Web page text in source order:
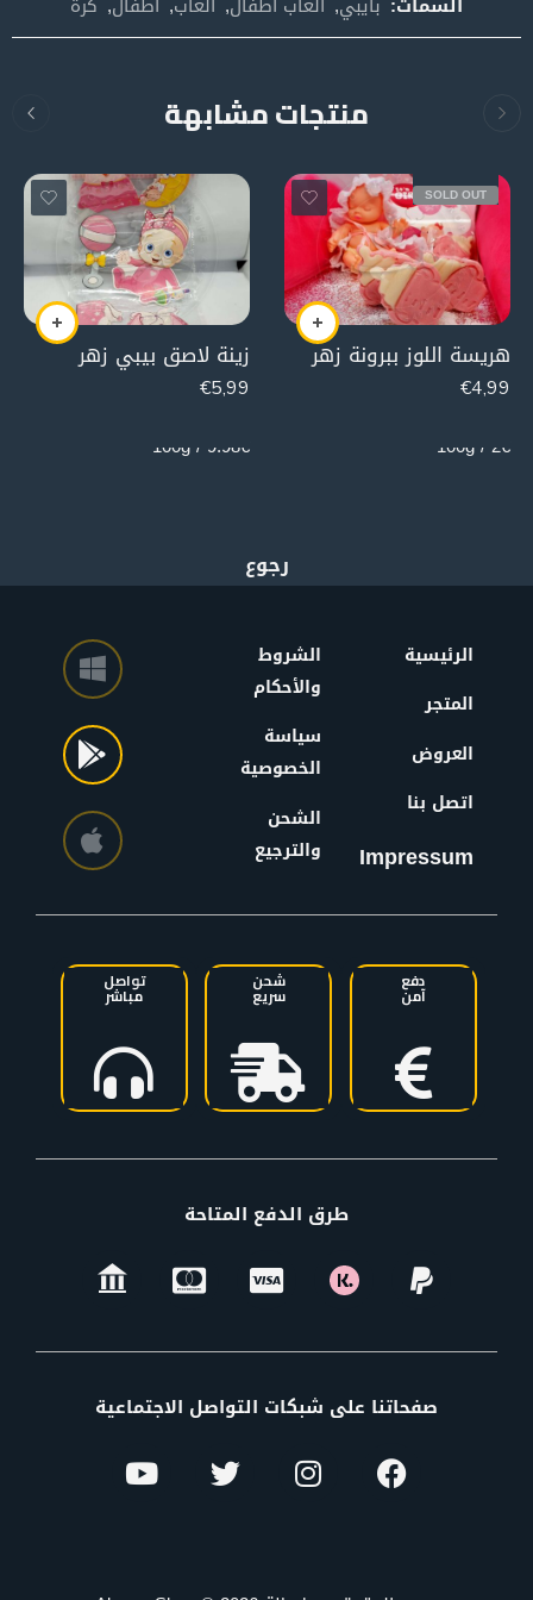
منتجات مشابهة
SOLD OUT
هريسة اللوز ببرونة زهر
€4,99
2€ / 100g
زينة لاصق بيبي زهر
€5,99
9.98€ / 100g
الرئيسية
المتجر
العروض
اتصل بنا
Impressum
الشروط
والأحكام
سياسة
الخصوصية
الشحن
والترجيع
دفع
آمن
شحن
سريع
تواصل
مباشر
طرق الدفع المتاحة
صفحاتنا على شبكات التواصل الاجتماعية